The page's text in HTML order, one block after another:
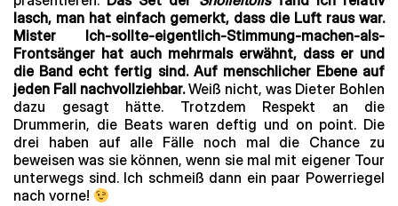
lasch, man hat einfach gemerkt, dass die Luft raus war.
Mister Ich-sollte-eigentlich-Stimmung-machen-als-
Frontsänger hat auch mehrmals erwähnt, dass er und
die Band echt fertig sind. Auf menschlicher Ebene auf
jeden Fall nachvollziehbar.Weiß nicht, was Dieter Bohlen
dazu gesagt hätte. Trotzdem Respekt an die
Drummerin, die Beats waren deftig und on point. Die
drei haben auf alle Fälle noch mal die Chance zu
beweisen was sie können, wenn sie mal mit eigener Tour
unterwegs sind. Ich schmeiß dann ein paar Powerriegel
nach vorne!